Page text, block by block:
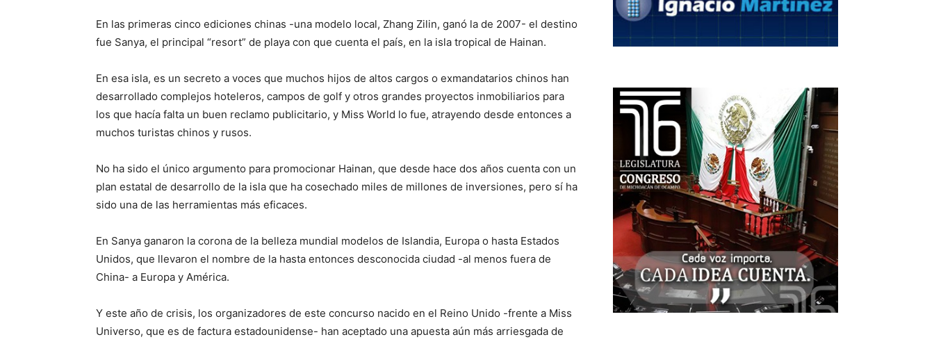
En las primeras cinco ediciones chinas -una modelo local, Zhang Zilin, ganó la de 2007- el destino
fue Sanya, el principal “resort” de playa con que cuenta el país, en la isla tropical de Hainan.
En esa isla, es un secreto a voces que muchos hijos de altos cargos o exmandatarios chinos han
desarrollado complejos hoteleros, campos de golf y otros grandes proyectos inmobiliarios para
los que hacía falta un buen reclamo publicitario, y Miss World lo fue, atrayendo desde entonces a
muchos turistas chinos y rusos.
No ha sido el único argumento para promocionar Hainan, que desde hace dos años cuenta con un
plan estatal de desarrollo de la isla que ha cosechado miles de millones de inversiones, pero sí ha
sido una de las herramientas más eficaces.
En Sanya ganaron la corona de la belleza mundial modelos de Islandia, Europa o hasta Estados
Unidos, que llevaron el nombre de la hasta entonces desconocida ciudad -al menos fuera de
China- a Europa y América.
Y este año de crisis, los organizadores de este concurso nacido en el Reino Unido -frente a Miss
Universo, que es de factura estadounidense- han aceptado una apuesta aún más arriesgada de